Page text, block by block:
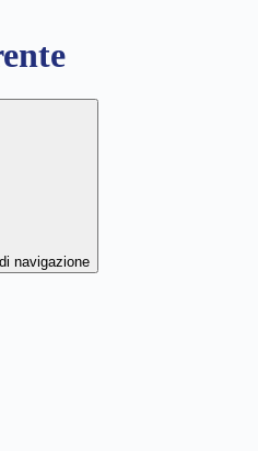
navigazione